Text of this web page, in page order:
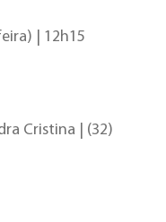
| 12h15
Cristina | (32)